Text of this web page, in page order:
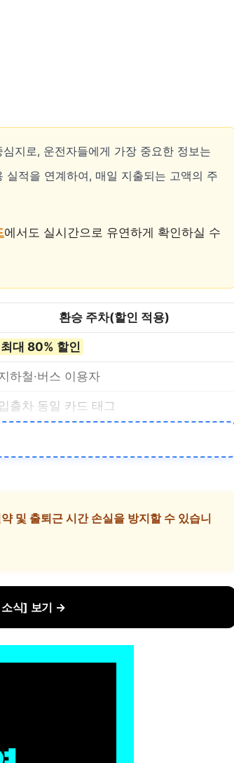
지로, 운전자들에게 가장 중요한 정보는
적을 연계하여, 매일 지출되는 고액의 주
에서도 실시간으로 유연하게 확인하실 수
환승 주차(할인 적용)
최대 80% 할인
하철·버스 이용자
출차 동일 카드 태그
및 출퇴근 시간 손실을 방지할 수 있습니
소식] 보기 →